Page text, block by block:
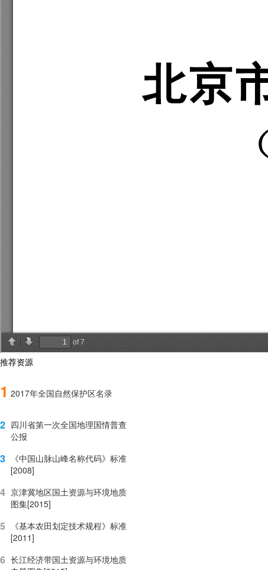
推荐资源
1 2017年全国自然保护区名录
2 四川省第一次全国地理国情普查
公报
3
《中国山脉山峰名称代码》标准
[2008]
4 京津冀地区国土资源与环境地质
图集[2015]
5
《基本农田划定技术规程》标准
[2011]
6 长江经济带国土资源与环境地质